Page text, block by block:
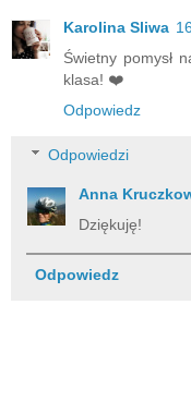
Karolina Sliwa
Świetny pomysł
klasa! ❤️
Odpowiedz
Odpowiedzi
Anna
Dziękuję!
Odpowiedz